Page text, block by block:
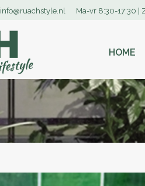
info@ruachstyle.nl Ma-vr 8:30-17:30 |
HOME